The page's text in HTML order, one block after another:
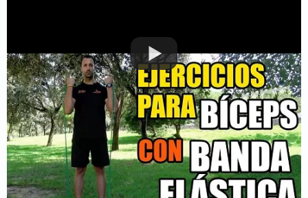
Puedes consultar más videos en nuestrocanal de YouTube
Ejercicios para tren superior con banda elástica